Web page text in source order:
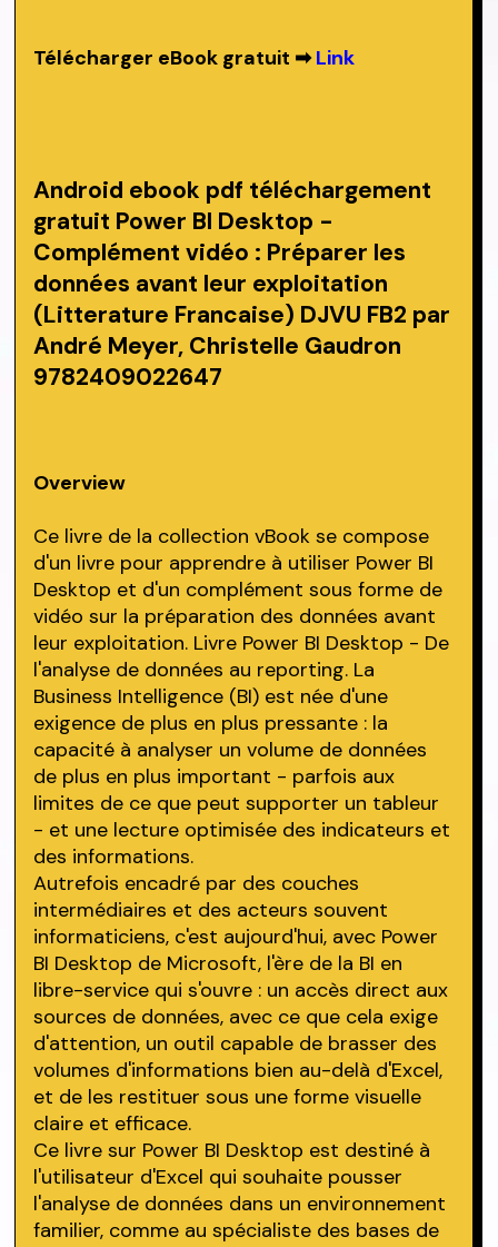
Télécharger eBook gratuit ➡Link
Android ebook pdf téléchargement
gratuit Power BI Desktop -
Complément vidéo : Préparer les
données avant leur exploitation
(Litterature Francaise) DJVU FB2 par
André Meyer, Christelle Gaudron
9782409022647
Overview
Ce livre de la collection vBook se compose
d'un livre pour apprendre à utiliser Power BI
Desktop et d'un complément sous forme de
vidéo sur la préparation des données avant
leur exploitation. Livre Power BI Desktop - De
l'analyse de données au reporting. La
Business Intelligence (BI) est née d'une
exigence de plus en plus pressante : la
capacité à analyser un volume de données
de plus en plus important - parfois aux
limites de ce que peut supporter un tableur
- et une lecture optimisée des indicateurs et
des informations.
Autrefois encadré par des couches
intermédiaires et des acteurs souvent
informaticiens, c'est aujourd'hui, avec Power
BI Desktop de Microsoft, l'ère de la BI en
libre-service qui s'ouvre : un accès direct aux
sources de données, avec ce que cela exige
d'attention, un outil capable de brasser des
volumes d'informations bien au-delà d'Excel,
et de les restituer sous une forme visuelle
claire et efficace.
Ce livre sur Power BI Desktop est destiné à
l'utilisateur d'Excel qui souhaite pousser
l'analyse de données dans un environnement
familier, comme au spécialiste des bases de